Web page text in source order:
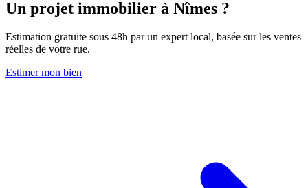
Un projet immobilier à Nîmes ?
Estimation gratuite sous 48h par un expert local, basée sur les ventes
réelles de votre rue.
Estimer mon bien